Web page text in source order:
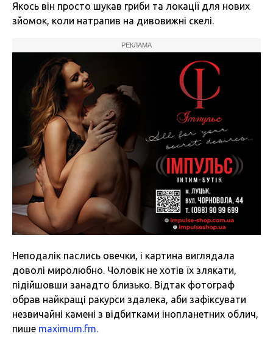
Якось він просто шукав гриби та локації для нових
зйомок, коли натрапив на дивовижні скелі.
РЕКЛАМА
Неподалік паслись овечки, і картина виглядала
доволі миролюбно. Чоловік не хотів їх злякати,
підійшовши занадто близько. Відтак фотограф
обрав найкращі ракурси здалека, аби зафіксувати
незвичайні камені з відбитками інопланетних облич,
пише maximum.fm.